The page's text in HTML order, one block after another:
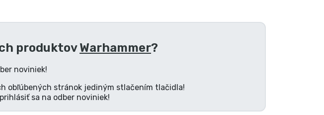
produktovWarhammer?
noviniek!
obľúbených stránok jediným stlačením tlačidla!
prihlásiť sa na odber noviniek!